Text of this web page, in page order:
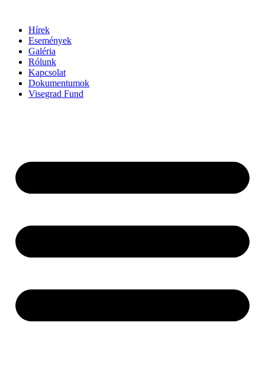
tartalomhoz
Hírek
Események
Galéria
Rólunk
Kapcsolat
Dokumentumok
Visegrad Fund